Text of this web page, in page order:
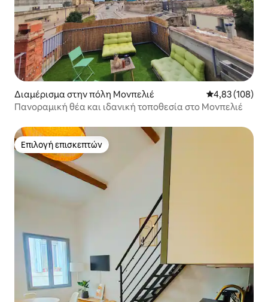
Διαμέρισμα στην πόλη Μονπελιέ Μέση
4,83 (108)
Πανοραμική θέα και ιδανική τοποθεσία στο Μονπελιέ
Επιλογή επισκεπτών
Επιλογή επισκεπτών